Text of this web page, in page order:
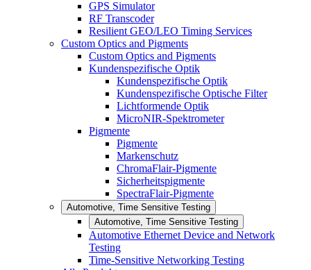
GPS Simulator
RF Transcoder
Resilient GEO/LEO Timing Services
Custom Optics and Pigments
Custom Optics and Pigments
Kundenspezifische Optik
Kundenspezifische Optik
Kundenspezifische Optische Filter
Lichtformende Optik
MicroNIR-Spektrometer
Pigmente
Pigmente
Markenschutz
ChromaFlair-Pigmente
Sicherheitspigmente
SpectraFlair-Pigmente
Automotive, Time Sensitive Testing
Automotive, Time Sensitive Testing
Automotive Ethernet Device and Network
Testing
Time-Sensitive Networking Testing